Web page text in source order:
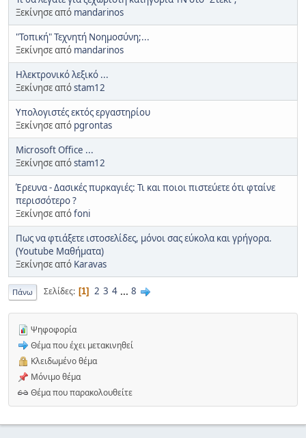
Ξεκίνησε από mandarinos
"Τοπική" Τεχνητή Νοημοσύνη;...
Ξεκίνησε από mandarinos
Ηλεκτρονικό λεξικό ...
Ξεκίνησε απόstam12
Υπολογιστές εκτός εργαστηρίου
Ξεκίνησε από pgrontas
Microsoft Office ...
Ξεκίνησε απόstam12
Έρευνα - Δασικές πυρκαγιές: Τι και ποιοι πιστεύετε ότι φταίνε
περισσότερο ?
Ξεκίνησε απόfoni
Πως να φτιάξετε ιστοσελίδες, μόνοι σας εύκολα και γρήγορα.
(Youtube Μαθήματα)
Ξεκίνησε από Karavas
Πάνω Σελίδες 1 2 3 4 ... 8
Ψηφοφορία
Θέμα που έχει μετακινηθεί
Κλειδωμένο θέμα
Μόνιμο θέμα
Θέμα που παρακολουθείτε